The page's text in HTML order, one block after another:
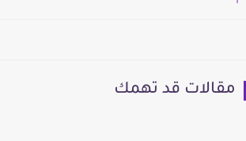
مقالات قد تهمك